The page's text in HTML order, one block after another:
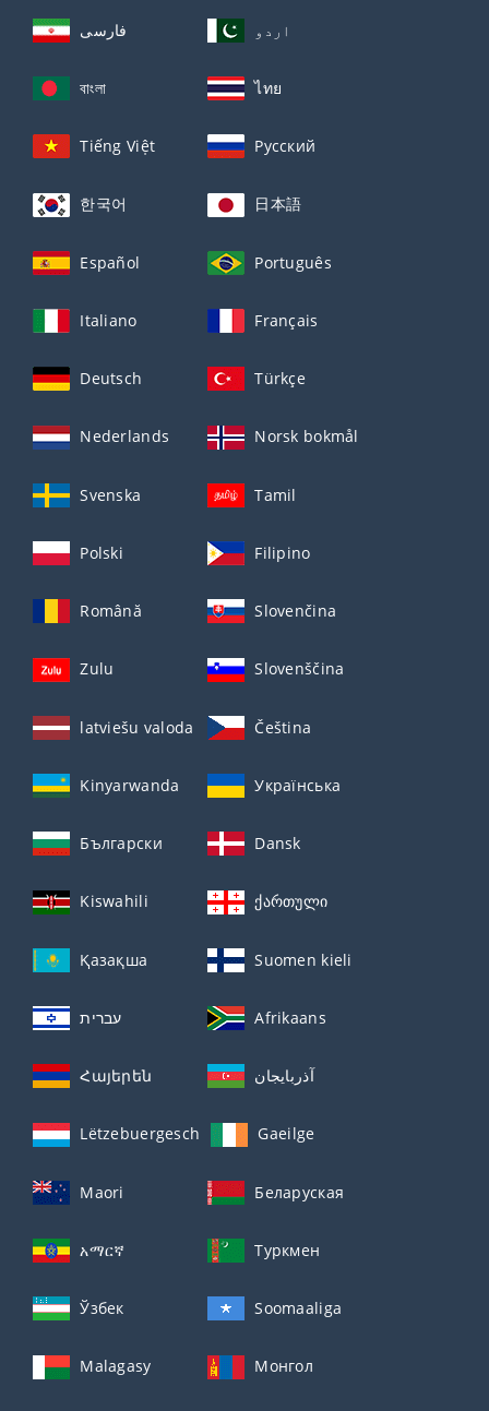
فارسی اردو
বাংলা ไทย
Tiếng Việt Русский
한국어 日本語
Español Português
Italiano Français
Deutsch Türkçe
Nederlands Norsk bokmål
Svenska Tamil
Polski Filipino
Română Slovenčina
Zulu Slovenščina
latviešu valoda Čeština
Kinyarwanda Українська
Български Dansk
Kiswahili ქართული
Қазақша Suomen kieli
עברית Afrikaans
Հայերեն آذربايجان
Lëtzebuergesch Gaeilge
Maori Беларуская
አማርኛ Туркмен
Ўзбек Soomaaliga
Malagasy Монгол